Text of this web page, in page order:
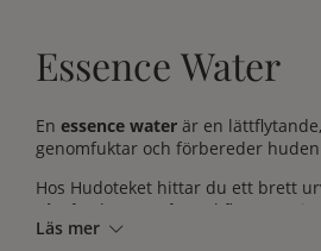
Essence Water
En essence water är en
genomfuktar och förbereder
Hos Hudoteket hittar du ett brett
Bissé
och Neuraé , med flera.
både fermenterade essencer och
Läs mer